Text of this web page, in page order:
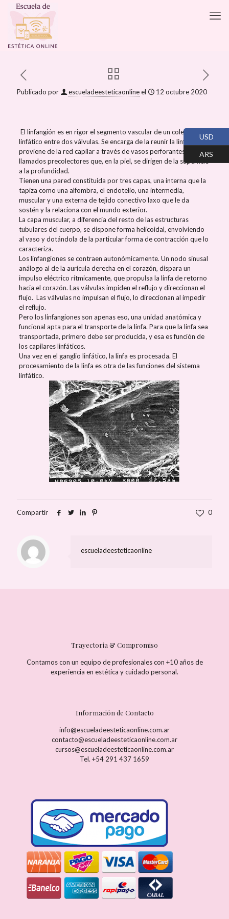
Publicado por escueladeesteticaonlineel 12 octubre 2020
El linfangión es en rigor el segmento vascular de un colector
linfático entre dos válvulas. Se encarga de la reunir la linfa que
proviene de la red capilar a través de vasos perforantes
llamados precolectores que, en la piel, se dirigen de la superficie
a la profundidad.
Tienen una pared constituida por tres capas, una interna que la
tapiza como una alfombra, el endotelio, una intermedia,
muscular y una externa de tejido conectivo laxo que le da
sostén y la relaciona con el mundo exterior.
La capa muscular, a diferencia del resto de las estructuras
tubulares del cuerpo, se dispone forma helicoidal, envolviendo
al vaso y dotándola de la particular forma de contracción que lo
caracteriza.
Los linfangiones se contraen autonómicamente. Un nodo sinusal
análogo al de la aurícula derecha en el corazón, dispara un
impulso eléctrico rítmicamente, que propulsa la linfa de retorno
hacia el corazón. Las válvulas impiden el reflujo y direccionan el
flujo. Las válvulas no impulsan el flujo, lo direccionan al impedir
el reflujo.
Pero los linfangiones son apenas eso, una unidad anatómica y
funcional apta para el transporte de la linfa. Para que la linfa sea
transportada, primero debe ser producida, y esa es función de
los capilares linfáticos.
Una vez en el ganglio linfático, la linfa es procesada. El
procesamiento de la linfa es otra de las funciones del sistema
linfático.
Compartir 0
escueladeesteticaonline
Trayectoria & Compromiso
Contamos con un equipo de profesionales con +10 años de
experiencia en estética y cuidado personal.
Información de Contacto
info@escueladeesteticaonline.com.ar
contacto@escueladeesteticaonline.com.ar
cursos@escueladeesteticaonline.com.ar
Tel. +54 291 437 1659
USD
ARS